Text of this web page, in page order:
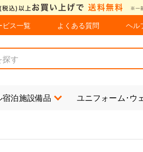
ビス一覧 よくある質問 ヘル
宿泊施設備品 ユニフォーム･ウ